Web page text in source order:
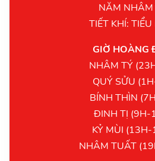
NĂM NHÂM
TIẾT KHÍ:
GIỜ HOÀNG
NHÂM TÝ
QUÝ SỬU
BÍNH THÌN
ĐINH TỊ (9H-
KỶ MÙI
NHÂM TUẤT